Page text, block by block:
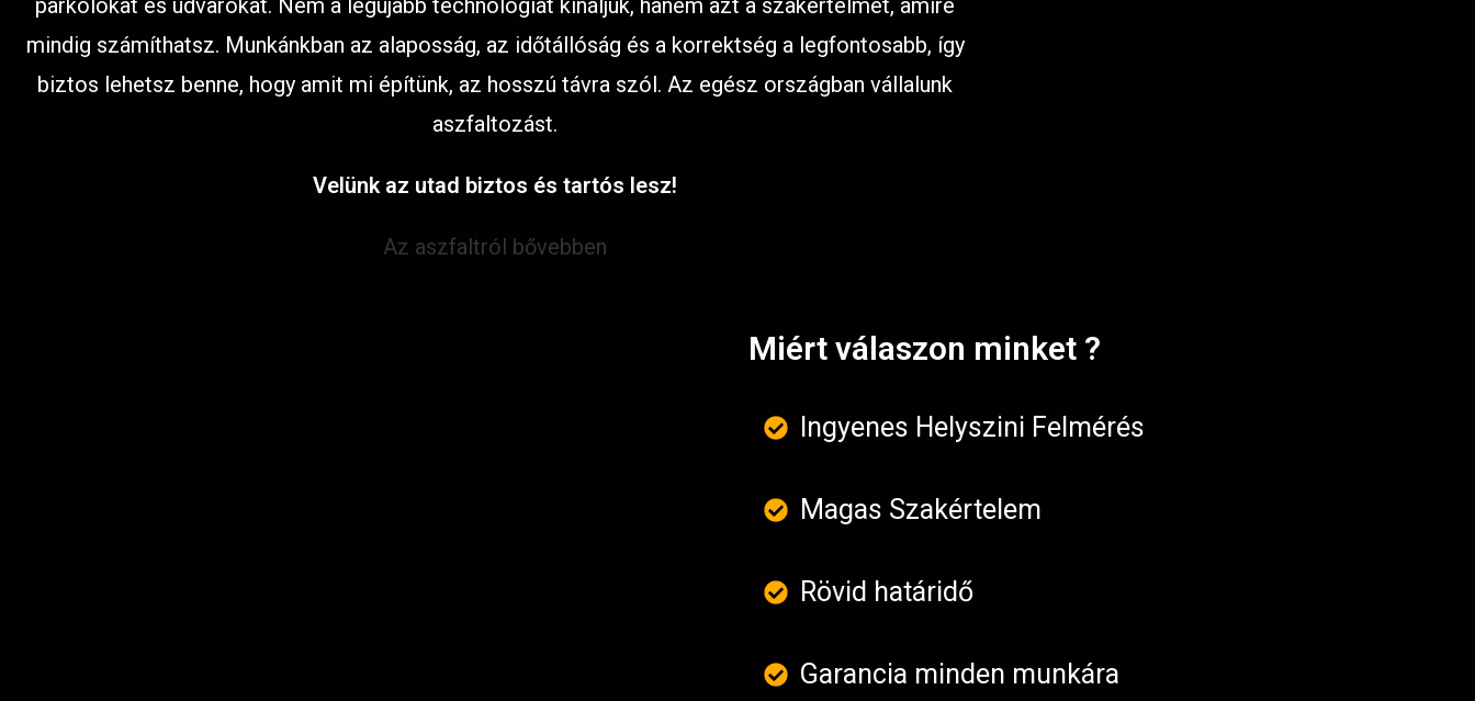
parkolókat és udvarokat. Nem a legújabb technológiát kínáljuk, hanem azt a szakértelmet, amire
mindig számíthatsz. Munkánkban az alaposság, az időtállóság és a korrektség a legfontosabb, így
biztos lehetsz benne, hogy amit mi építünk, az hosszú távra szól. Az egész országban vállalunk
aszfaltozást.
Velünk az utad biztos és tartós lesz!
Az aszfaltról bővebben
Miért válaszon minket ?
Ingyenes Helyszini Felmérés
Magas Szakértelem
Rövid határidő
Garancia minden munkára